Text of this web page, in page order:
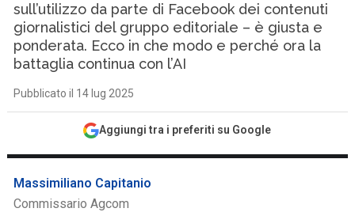
sull’utilizzo da parte di Facebook dei contenuti
giornalistici del gruppo editoriale – è giusta e
ponderata. Ecco in che modo e perché ora la
battaglia continua con l’AI
Pubblicato il 14 lug 2025
Aggiungi tra i preferiti su Google
Massimiliano Capitanio
Commissario Agcom